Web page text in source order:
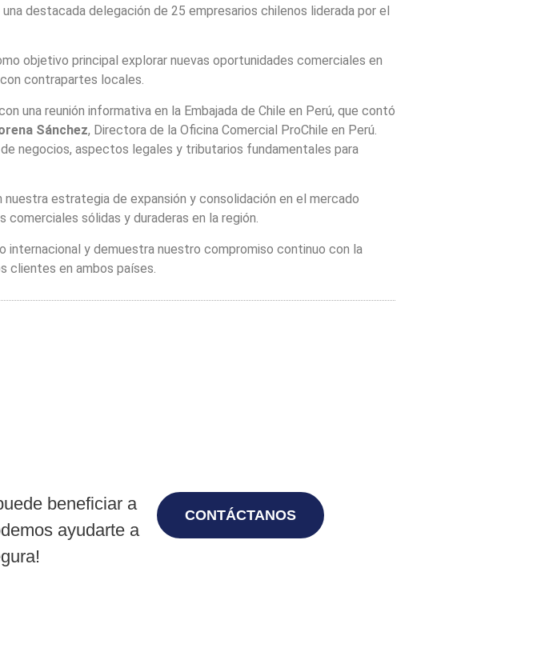
destacada delegación de 25 empresarios chilenos liderada por el
objetivo principal explorar nuevas oportunidades comerciales en
contrapartes locales.
una reunión informativa en la Embajada de Chile en Perú, que contó
Sánchez, Directora de la Oficina Comercial ProChile en Perú.
negocios, aspectos legales y tributarios fundamentales para
estrategia de expansión y consolidación en el mercado
sólidas y duraderas en la región.
y demuestra nuestro compromiso continuo con la
clientes en ambos países.
beneficiar a
ayudarte a
CONTÁCTANOS